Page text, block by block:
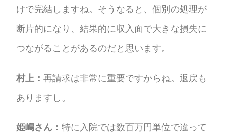
けで完結しますね。そうなると、個別の処理が
断片的になり、結果的に収入面で大きな損失に
つながることがあるのだと思います。
村上：再請求は非常に重要ですからね。返戻も
ありますし。
姫嶋さん：特に入院では数百万円単位で違って